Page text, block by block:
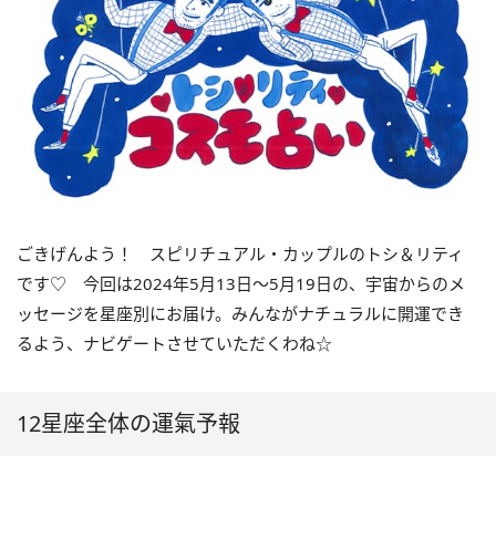
ごきげんよう！ スピリチュアル・カップルのトシ＆リティ
です♡ 今回は2024年5月13日〜5月19日の、宇宙からのメ
ッセージを星座別にお届け。みんながナチュラルに開運でき
るよう、ナビゲートさせていただくわね☆
12星座全体の運氣予報